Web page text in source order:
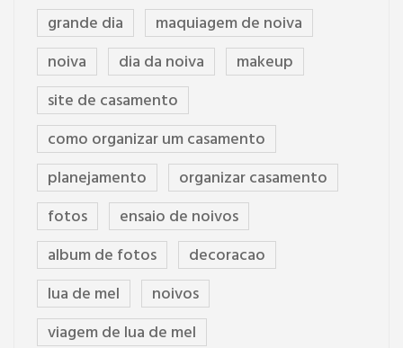
grande dia
maquiagem de noiva
noiva
dia da noiva
makeup
site de casamento
como organizar um casamento
planejamento
organizar casamento
fotos
ensaio de noivos
album de fotos
decoracao
lua de mel
noivos
viagem de lua de mel